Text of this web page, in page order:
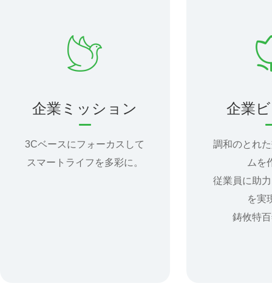
企業ミッション
3Cベースにフォーカスして
スマートライフを多彩に。
企業
調和のとれ
ムを
従業員に助
を実
鋳攸特